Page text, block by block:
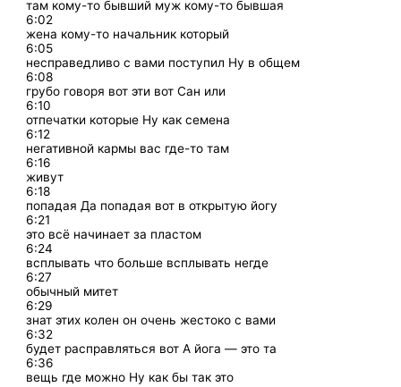
там кому-то бывший муж кому-то бывшая
6:02
жена кому-то начальник который
6:05
несправедливо с вами поступил Ну в общем
6:08
грубо говоря вот эти вот Сан или
6:10
отпечатки которые Ну как семена
6:12
негативной кармы вас где-то там
6:16
живут
6:18
попадая Да попадая вот в открытую йогу
6:21
это всё начинает за пластом
6:24
всплывать что больше всплывать негде
6:27
обычный митет
6:29
знат этих колен он очень жестоко с вами
6:32
будет расправляться вот А йога — это та
6:36
вещь где можно Ну как бы так это